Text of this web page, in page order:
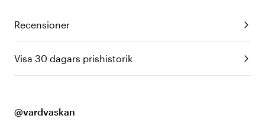
Recensioner
Visa 30 dagars prishistorik
@vardvaskan